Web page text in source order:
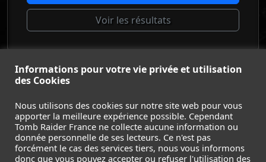
Voir les résultats
Informations pour votre vie privée et utilisation
des Cookies
Nous utilisons des cookies sur notre site web pour vous
apporter la meilleure expérience possible. Cependant
Tomb Raider France ne collecte aucune information ou
donnée personnelle de ses lecteurs. Ce n'est pas
forcément le cas des services tiers, nous vous informons
donc que vous pouvez accepter ou refuser l'utilisation des
© Tomb Raider France 2008 - 2026
Lara Croft et Tomb Raider sont des marques déposées
Square Enix Ltd.
ACCUEIL- TOMB RAIDER- LEGACY OF ATLANTIS
CATALYST - LARA CROFT- FILMS - CONTACT-
MENTIONS LÉGALES / CGU-